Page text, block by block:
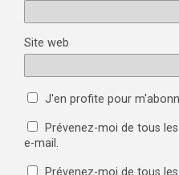
Site web
J'en profite pour
Prévenez-moi de tous
e-mail.
Prévenez-moi de tous